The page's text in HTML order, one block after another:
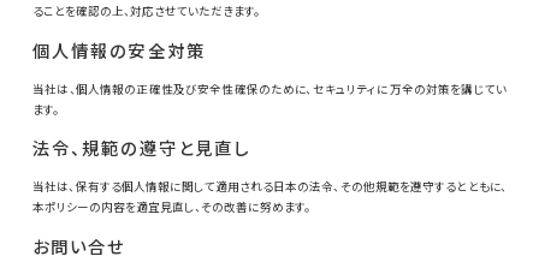
ることを確認の上、対応させていただきます。
個人情報の安全対策
当社は、個人情報の正確性及び安全性確保のために、セキュリティに万全の対策を講じてい
ます。
法令、規範の遵守と見直し
当社は、保有する個人情報に関して適用される日本の法令、その他規範を遵守するとともに、
本ポリシーの内容を適宜見直し、その改善に努めます。
お問い合せ